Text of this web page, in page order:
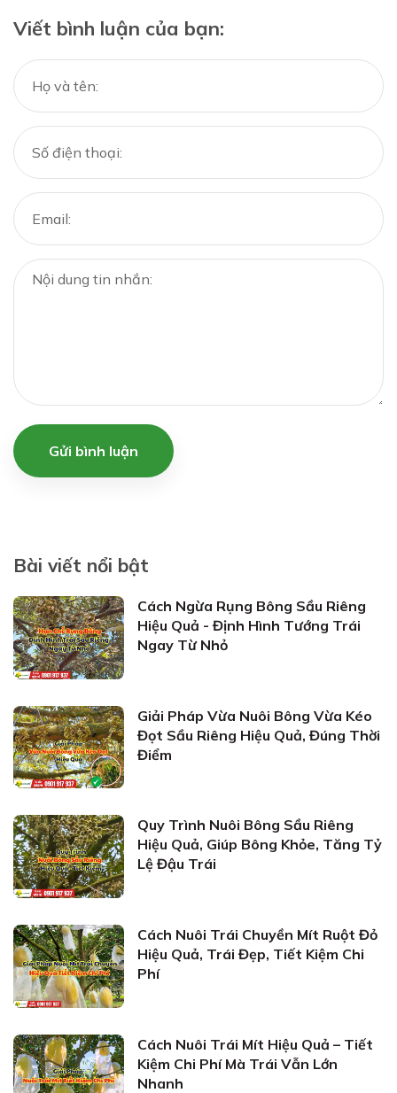
Viết bình luận của bạn:
Gửi bình luận
Bài viết nổi bật
Cách Ngừa Rụng Bông Sầu Riêng
Hiệu Quả - Định Hình Tướng Trái
Ngay Từ Nhỏ
Giải Pháp Vừa Nuôi Bông Vừa Kéo
Đọt Sầu Riêng Hiệu Quả, Đúng Thời
Điểm
Quy Trình Nuôi Bông Sầu Riêng
Hiệu Quả, Giúp Bông Khỏe, Tăng Tỷ
Lệ Đậu Trái
Cách Nuôi Trái Chuyền Mít Ruột Đỏ
Hiệu Quả, Trái Đẹp, Tiết Kiệm Chi
Phí
Cách Nuôi Trái Mít Hiệu Quả – Tiết
Kiệm Chi Phí Mà Trái Vẫn Lớn
Nhanh